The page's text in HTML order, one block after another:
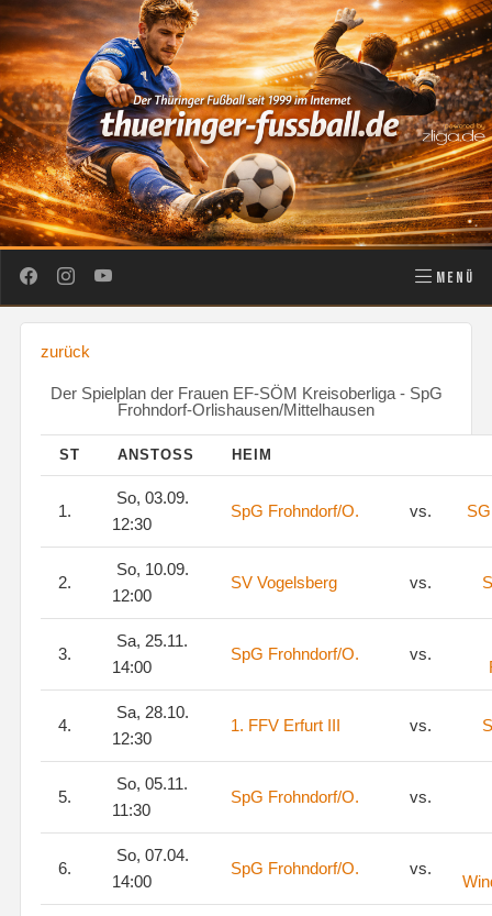
MENÜ
zurück
Der Spielplan der Frauen EF-SÖM Kreisoberliga - SpG
Frohndorf-Orlishausen/Mittelhausen
ST ANSTOSS HEIM
1.
So, 03.09.
12:30
SpG Frohndorf/O. vs.
2.
So, 10.09.
12:00
SV Vogelsberg vs.
3.
Sa, 25.11.
14:00
SpG Frohndorf/O. vs.
4.
Sa, 28.10.
12:30
1. FFV Erfurt III vs.
5.
So, 05.11.
11:30
SpG Frohndorf/O. vs.
6.
So, 07.04.
14:00
SpG Frohndorf/O. vs.